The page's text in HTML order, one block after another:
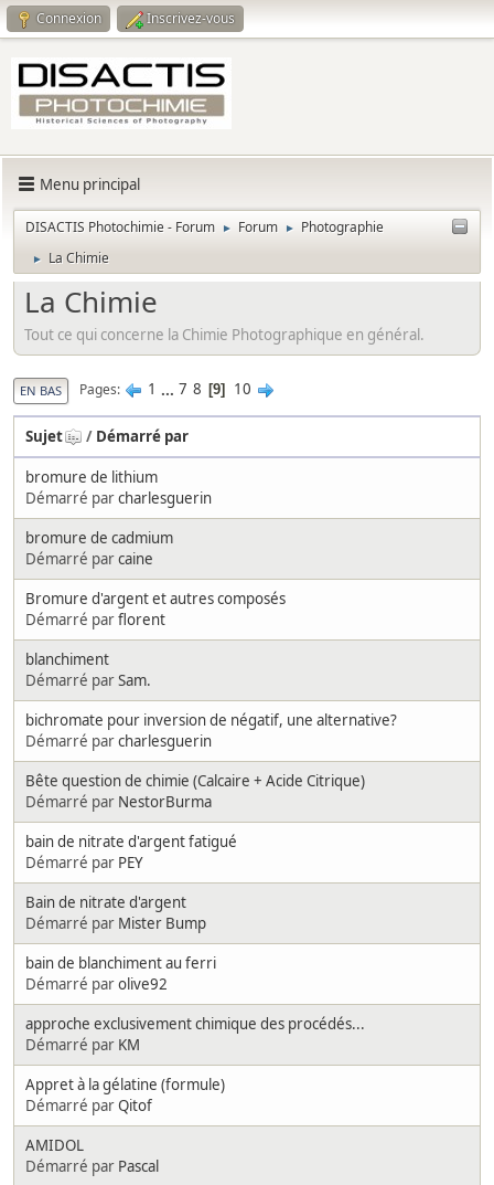
Connexion Inscrivez-vous
Menu principal
DISACTIS Photochimie - Forum ► Forum ► Photographie
► La Chimie
La Chimie
Tout ce qui concerne la Chimie Photographique en général.
EN BAS Pages 1 ... 7 8 9 10
Sujet / Démarré par
bromure de lithium
Démarré parcharlesguerin
bromure de cadmium
Démarré parcaine
Bromure d'argent et autres composés
Démarré parflorent
blanchiment
Démarré parSam.
bichromate pour inversion de négatif, une alternative?
Démarré parcharlesguerin
Bête question de chimie (Calcaire + Acide Citrique)
Démarré par NestorBurma
bain de nitrate d'argent fatigué
Démarré par PEY
Bain de nitrate d'argent
Démarré par Mister Bump
bain de blanchiment au ferri
Démarré parolive92
approche exclusivement chimique des procédés...
Démarré par KM
Appret à la gélatine (formule)
Démarré parQitof
AMIDOL
Démarré par Pascal